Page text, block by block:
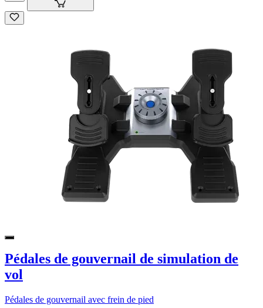
Pédales de gouvernail de simulation de
vol
Pédales de gouvernail avec frein de pied